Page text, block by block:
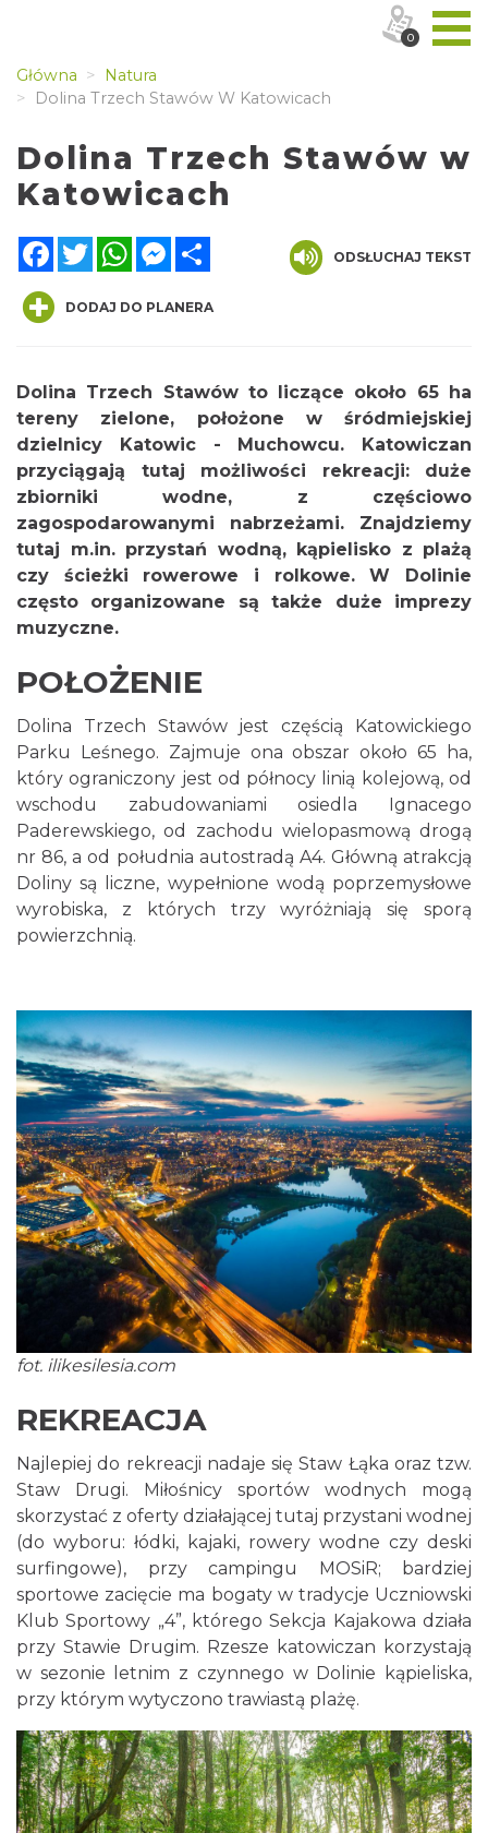
Główna
Natura
Dolina Trzech Stawów W Katowicach
Dolina Trzech Stawów w
Katowicach
FacebookTwitterWhatsAppMessenger
ODSŁUCHAJ TEKST
DODAJ DO PLANERA
Dolina Trzech Stawów to liczące około 65 ha
tereny zielone, położone w śródmiejskiej
dzielnicy Katowic - Muchowcu. Katowiczan
przyciągają tutaj możliwości rekreacji: duże
zbiorniki wodne, z częściowo
zagospodarowanymi nabrzeżami. Znajdziemy
tutaj m.in. przystań wodną, kąpielisko z plażą
czy ścieżki rowerowe i rolkowe. W Dolinie
często organizowane są także duże imprezy
muzyczne.
POŁOŻENIE
Dolina Trzech Stawów jest częścią Katowickiego
Parku Leśnego. Zajmuje ona obszar około 65 ha,
który ograniczony jest od północy linią kolejową, od
wschodu zabudowaniami osiedla Ignacego
Paderewskiego, od zachodu wielopasmową drogą
nr 86, a od południa autostradą A4. Główną atrakcją
Doliny są liczne, wypełnione wodą poprzemysłowe
wyrobiska, z których trzy wyróżniają się sporą
powierzchnią.
fot. ilikesilesia.com
REKREACJA
Najlepiej do rekreacji nadaje się Staw Łąka oraz tzw.
Staw Drugi. Miłośnicy sportów wodnych mogą
skorzystać z oferty działającej tutaj przystani wodnej
(do wyboru: łódki, kajaki, rowery wodne czy deski
surfingowe), przy campingu MOSiR; bardziej
sportowe zacięcie ma bogaty w tradycje Uczniowski
Klub Sportowy „4”, którego Sekcja Kajakowa działa
przy Stawie Drugim. Rzesze katowiczan korzystają
w sezonie letnim z czynnego w Dolinie kąpieliska,
przy którym wytyczono trawiastą plażę.
0